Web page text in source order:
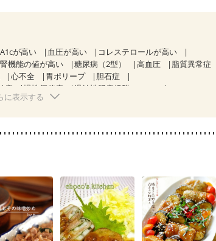
が高い 血圧が高い
コレステロールが高い
腎機能の値が高い 糖尿病（2型） 高血圧
脂質異常症
心不全 胃ポリープ
胆石症
痔 慢性便秘症
過敏性腸症候群（IBS）
性腎症（第２期）
圧が気になる（初期）
に表示する